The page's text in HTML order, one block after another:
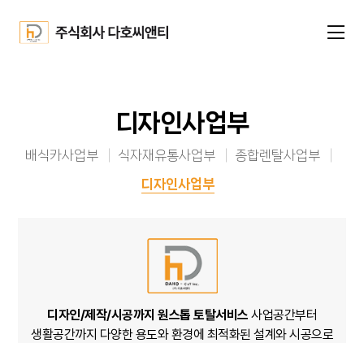
디자인사업부
배식카사업부 식자재유통사업부
종합렌탈사업부
디자인사업부
디자인/제작/시공까지 원스톱 토탈서비스 사업공간부터
생활공간까지 다양한 용도와 환경에 최적화된 설계와 시공으로